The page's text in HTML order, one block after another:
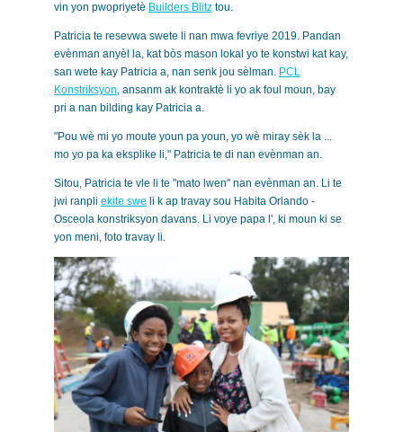
vin yon pwopriyetè Builders Blitztou.
Patricia te resevwa swete li nan mwa fevriye 2019. Pandan
evènman anyèl la, kat bòs mason lokal yo te konstwi kat kay,
san wete kay Patricia a, nan senk jou sèlman. PCL
Konstriksyon, ansanm ak kontraktè li yo ak foul moun, bay
pri a nan bilding kay Patricia a.
"Pou wè mi yo moute youn pa youn, yo wè miray sèk la ...
mo yo pa ka eksplike li," Patricia te di nan evènman an.
Sitou, Patricia te vle li te "mato lwen" nan evènman an. Li te
jwi ranpli ekite swe li k ap travay sou Habita Orlando -
Osceola konstriksyon davans. Li voye papa l', ki moun ki se
yon meni, foto travay li.